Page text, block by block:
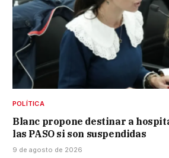
POLÍTICA
Blanc propone destinar a
las PASO si son suspendidas
9 de agosto de 2026